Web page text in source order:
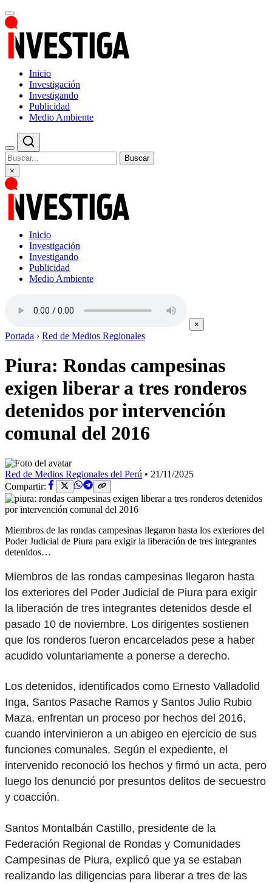
Inicio
Investigación
Investigando
Publicidad
Medio Ambiente
Buscar
×
Inicio
Investigación
Investigando
Publicidad
Medio Ambiente
×
Portada › Red de Medios Regionales
Piura: Rondas campesinas
exigen liberar a tres ronderos
detenidos por intervención
comunal del 2016
Red de Medios Regionales del Perú • 21/11/2025
Compartir:
Miembros de las rondas campesinas llegaron hasta los exteriores del
Poder Judicial de Piura para exigir la liberación de tres integrantes
detenidos…
Miembros de las rondas campesinas llegaron hasta
los exteriores del Poder Judicial de Piura para exigir
la liberación de tres integrantes detenidos desde el
pasado 10 de noviembre. Los dirigentes sostienen
que los ronderos fueron encarcelados pese a haber
acudido voluntariamente a ponerse a derecho.
Los detenidos, identificados como Ernesto Valladolid
Inga, Santos Pasache Ramos y Santos Julio Rubio
Maza, enfrentan un proceso por hechos del 2016,
cuando intervinieron a un abigeo en ejercicio de sus
funciones comunales. Según el expediente, el
intervenido reconoció los hechos y firmó un acta, pero
luego los denunció por presuntos delitos de secuestro
y coacción.
Santos Montalbán Castillo, presidente de la
Federación Regional de Rondas y Comunidades
Campesinas de Piura, explicó que ya se estaban
realizando las diligencias para liberar a tres de las